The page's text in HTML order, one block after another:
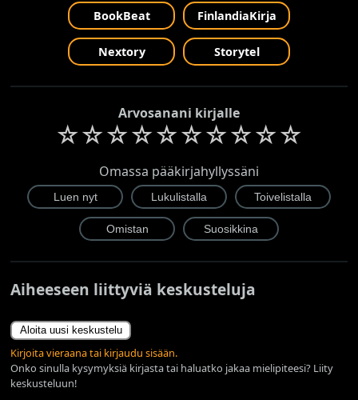
BookBeat FinlandiaKirja
Nextory Storytel
Arvosanani kirjalle
☆☆☆☆☆☆☆☆☆☆
Omassa pääkirjahyllyssäni
Aiheeseen liittyviä keskusteluja
Aloita uusi keskustelu
Kirjoita vieraana tai kirjaudu sisään.
Onko sinulla kysymyksiä kirjasta tai haluatko jakaa mielipiteesi? Liity
keskusteluun!